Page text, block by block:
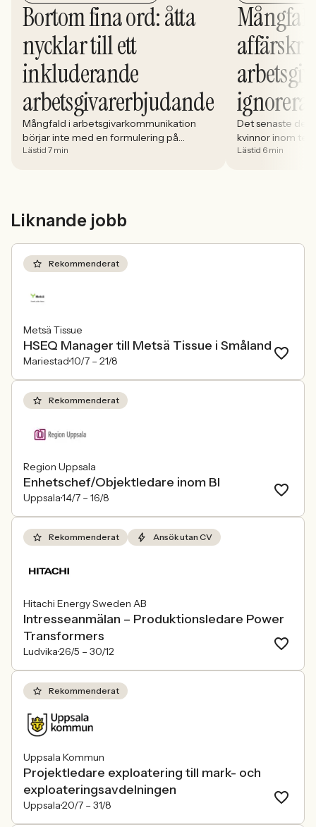
Bortom fina ord: åtta
nycklar till ett
inkluderande
arbetsgivarerbjudande
Mångfald i arbetsgivarkommunikation
börjar inte med en formulering på
karriärsidan. Den börjar i hur rekryteringen
konkurrensen om rätt kompetens
behöver kunna visa vad det betyder i
Lästid 7 min
ignorera
Det senaste
kvinnor inom
stadigt på 30%.
Lästid 6 min
Liknande jobb
Rekommenderat
Metsä Tissue
HSEQ Manager till Metsä Tissue i Småland
Mariestad10/7 – 21/8
Rekommenderat
Region Uppsala
Enhetschef/Objektledare inom BI
Uppsala14/7 – 16/8
Rekommenderat Ansök utan CV
Hitachi Energy Sweden AB
Intresseanmälan – Produktionsledare Power
Transformers
Ludvika26/5 – 30/12
Rekommenderat
Uppsala Kommun
Projektledare exploatering till mark- och
exploateringsavdelningen
Uppsala20/7 – 31/8